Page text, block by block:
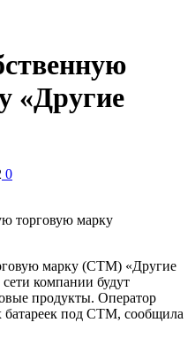
«Другие
0
марку (СТМ) «Другие
компании будут
продукты. Оператор
батареек под СТМ, сообщила